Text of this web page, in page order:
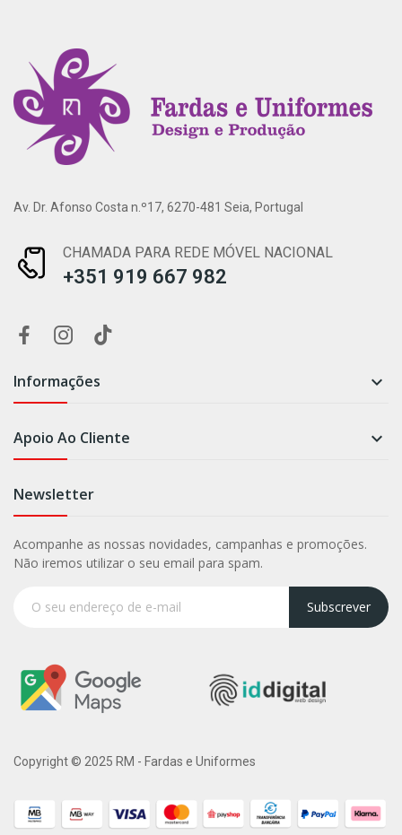
Av. Dr. Afonso Costa n.º17, 6270-481 Seia, Portugal
CHAMADA PARA REDE MÓVEL NACIONAL
+351 919 667 982
Informações 
Apoio Ao Cliente 
Newsletter
Acompanhe as nossas novidades, campanhas e promoções.
Não iremos utilizar o seu email para spam.
Subscrever
Copyright © 2025 RM - Fardas e Uniformes